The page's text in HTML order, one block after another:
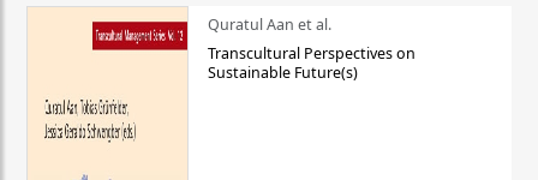
Quratul Aan et al.
Transcultural Perspectives on
Sustainable Future(s)